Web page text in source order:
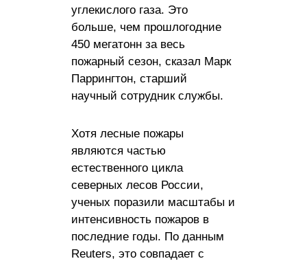
углекислого газа. Это
больше, чем прошлогодние
450 мегатонн за весь
пожарный сезон, сказал Марк
Паррингтон, старший
научный сотрудник службы.
Хотя лесные пожары
являются частью
естественного цикла
северных лесов России,
ученых поразили масштабы и
интенсивность пожаров в
последние годы. По данным
Reuters, это совпадает с